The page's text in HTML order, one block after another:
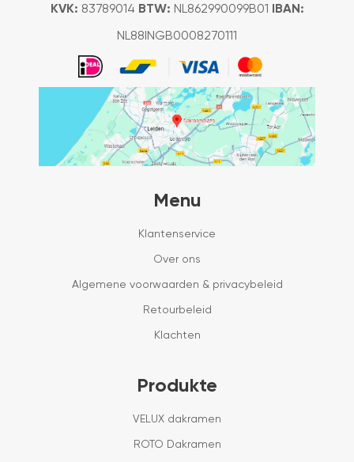
KVK: 83789014 BTW: NL862990099B01 IBAN:
NL88INGB0008270111
Menu
Klantenservice
Over ons
Algemene voorwaarden & privacybeleid
Retourbeleid
Klachten
Produkte
VELUX dakramen
ROTO Dakramen